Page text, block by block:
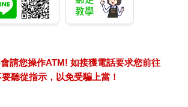
請您操作ATM! 如接獲電話要求您前往
聽從指示，以免受騙上當！